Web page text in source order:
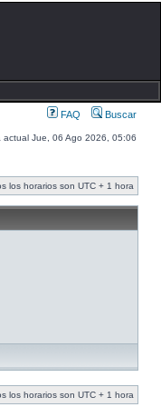
FAQ Buscar
actual Jue, 06 Ago 2026, 05:06
los horarios son UTC + 1 hora
los horarios son UTC + 1 hora